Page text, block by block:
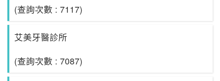
(查詢次數 : 7117)
艾美牙醫診所
(查詢次數 : 7087)